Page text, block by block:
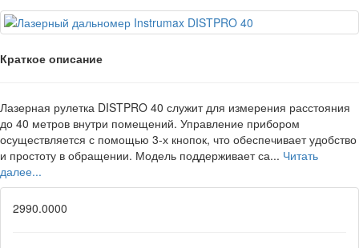
Краткое описание
Лазерная рулетка DISTPRO 40 служит для измерения расстояния
до 40 метров внутри помещений. Управление прибором
осуществляется с помощью 3-х кнопок, что обеспечивает удобство
и простоту в обращении. Модель поддерживает са... Читать
далее...
2990.0000